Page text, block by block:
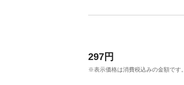
297円
※表示価格は消費税込みの金額です。